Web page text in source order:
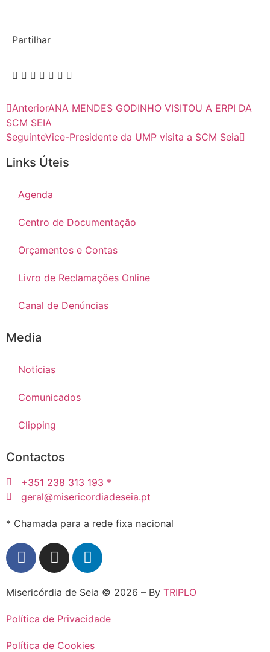
Partilhar
AnteriorANA MENDES GODINHO VISITOU A ERPI DA
SCM SEIA
SeguinteVice-Presidente da UMP visita a SCM Seia
Links Úteis
Agenda
Centro de Documentação
Orçamentos e Contas
Livro de Reclamações Online
Canal de Denúncias
Media
Notícias
Comunicados
Clipping
Contactos
+351 238 313 193 *
geral@misericordiadeseia.pt
* Chamada para a rede fixa nacional
Misericórdia de Seia © 2026 – By TRIPLO
Política de Privacidade
Política de Cookies